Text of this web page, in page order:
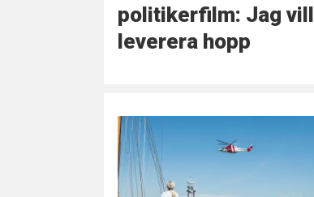
politikerfilm: Jag vill
leverera hopp